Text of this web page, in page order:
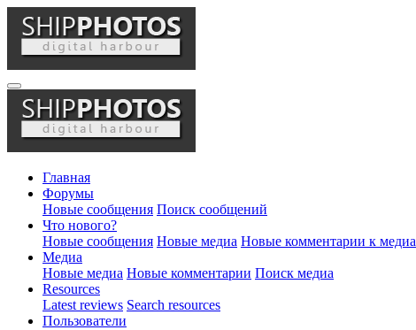
Главная
Форумы
Новые сообщения Поиск сообщений
Что нового?
Новые сообщения Новые медиа Новые комментарии к медиа
Медиа
Новые медиа Новые комментарии Поиск медиа
Resources
Latest reviews Search resources
Пользователи